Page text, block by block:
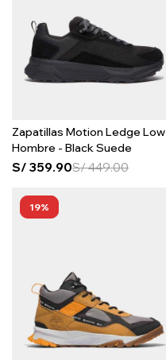
Zapatillas Motion Ledge Low
Hombre - Black Suede
S/ 359.90S/449.00
19